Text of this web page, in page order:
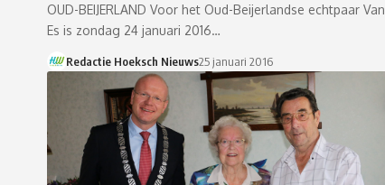
OUD-BEIJERLAND Voor het Oud-Beijerlandse echtpaar Van
Es is zondag 24 januari 2016…
Redactie Hoeksch Nieuws25 januari 2016